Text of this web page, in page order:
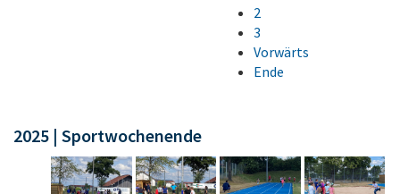
2
3
Vorwärts
Ende
2025 | Sportwochenende